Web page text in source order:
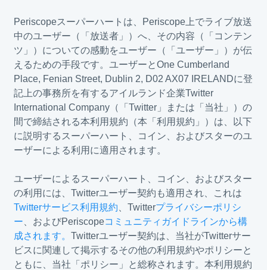
Periscopeスーパーハートは、Periscope上でライブ放送
中のユーザー（「放送者」）へ、その内容（「コンテン
ツ」）についての感動をユーザー（「ユーザー」）が伝
えるための手段です。ユーザーとOne Cumberland
Place, Fenian Street, Dublin 2, D02 AX07 IRELANDに登
記上の事務所を有するアイルランド企業Twitter
International Company（「Twitter」または「当社」）の
間で締結される本利用規約（本「利用規約」）は、以下
に説明するスーパーハート、コイン、およびスターのユ
ーザーによる利用に適用されます。
ユーザーによるスーパーハート、コイン、およびスター
の利用には、Twitterユーザー契約も適用され、これは
Twitterサービス利用規約 、Twitterプライバシーポリシ
ー 、およびPeriscopeコミュニティガイドラインから構
成されます。 Twitterユーザー契約は、当社がTwitterサー
ビスに関連して掲示するその他の利用規約やポリシーと
ともに、当社「ポリシー」と総称されます。本利用規約